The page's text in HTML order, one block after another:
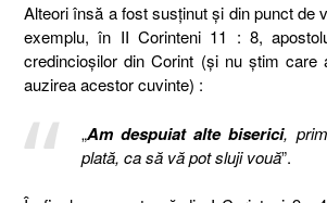
Alteori însă a fost susținut și din punct de
exemplu, în II Corinteni 11 : 8,
credincioșilor din Corint (și nu știm care
auzirea acestor cuvinte) :
„Am despuiat alte biserici,
plată, ca să vă pot sluji vouă”.